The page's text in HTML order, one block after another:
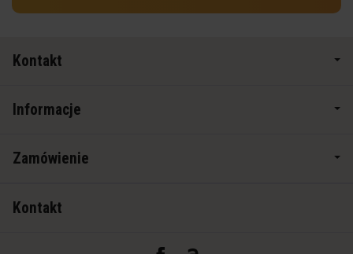
Kontakt
Informacje
Zamówienie
Kontakt